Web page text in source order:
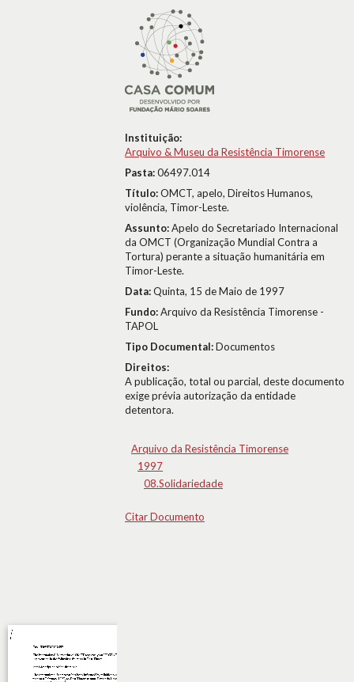
Instituição:
Arquivo & Museu da Resistência Timorense
Pasta:06497.014
Título:OMCT, apelo, Direitos Humanos,
violência, Timor-Leste.
Assunto:Apelo do Secretariado Internacional
da OMCT (Organização Mundial Contra a
Tortura) perante a situação humanitária em
Timor-Leste.
Data:Quinta, 15 de Maio de 1997
Fundo:Arquivo da Resistência Timorense -
TAPOL
Tipo Documental:Documentos
Direitos:
A publicação, total ou parcial, deste documento
exige prévia autorização da entidade
detentora.
Arquivo da Resistência Timorense
1997
08.Solidariedade
Citar Documento